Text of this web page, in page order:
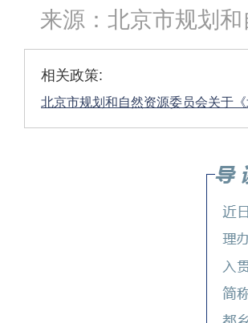
来源： 北京市规划
相关政策:
北京市规划和自然资源委员会关于